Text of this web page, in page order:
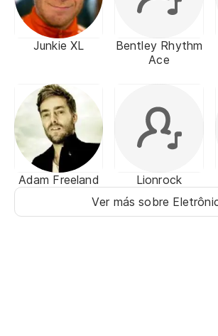
Junkie XL
Bentley Rhythm
Ace
Adam Freeland Lionrock
Ver más sobre